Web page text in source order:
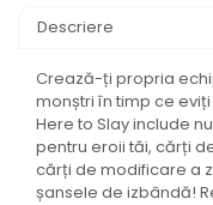
Descriere
Crează-ți propria
monștri în timp ce
Here to Slay include
pentru eroii tăi, cărți
cărți de modificare a
șansele de izbândă!